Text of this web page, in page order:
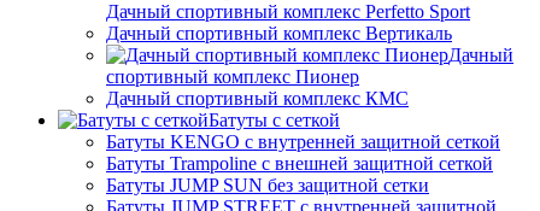
Дачный спортивный комплекс Perfetto Sport
Дачный спортивный комплекс Вертикаль
Дачный
спортивный комплекс Пионер
Дачный спортивный комплекс КМС
Батуты с сеткой
Батуты KENGO с внутренней защитной сеткой
Батуты Trampoline с внешней защитной сеткой
Батуты JUMP SUN без защитной сетки